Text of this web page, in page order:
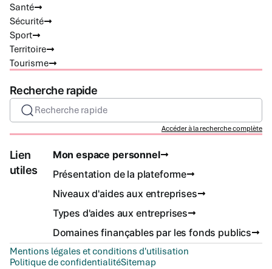
Santé
Sécurité
Sport
Territoire
Tourisme
Recherche rapide
Recherche rapide
Accéder à la recherche complète
Lien
utiles
Mon espace personnel
Présentation de la plateforme
Niveaux d'aides aux entreprises
Types d'aides aux entreprises
Domaines finançables par les fonds publics
Mentions légales et conditions d'utilisation
Politique de confidentialitéSitemap